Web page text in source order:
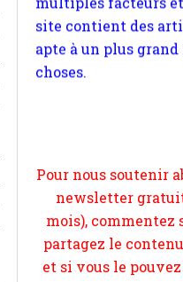
et si vous le
depuis